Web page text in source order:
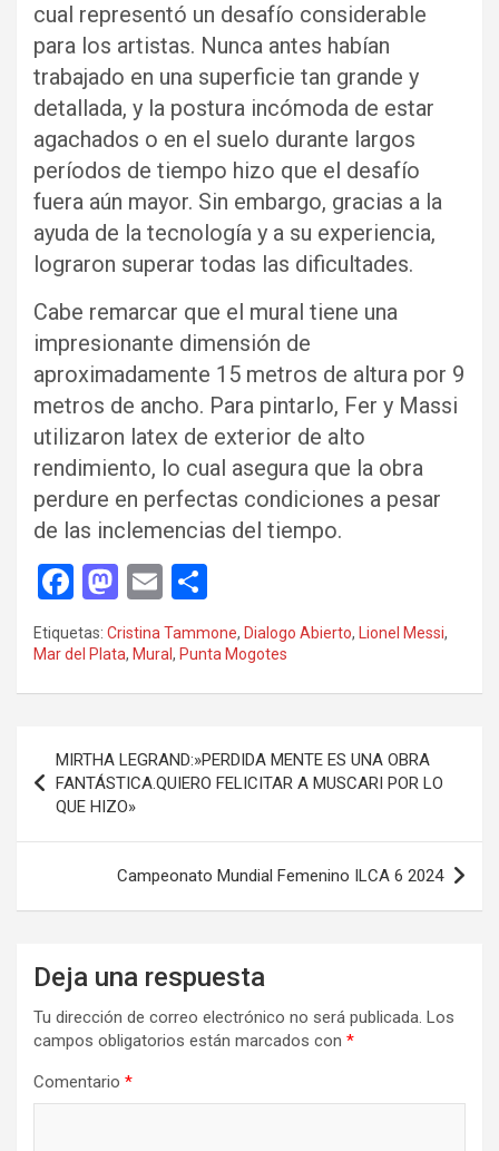
cual representó un desafío considerable
para los artistas. Nunca antes habían
trabajado en una superficie tan grande y
detallada, y la postura incómoda de estar
agachados o en el suelo durante largos
períodos de tiempo hizo que el desafío
fuera aún mayor. Sin embargo, gracias a la
ayuda de la tecnología y a su experiencia,
lograron superar todas las dificultades.
Cabe remarcar que el mural tiene una
impresionante dimensión de
aproximadamente 15 metros de altura por 9
metros de ancho. Para pintarlo, Fer y Massi
utilizaron latex de exterior de alto
rendimiento, lo cual asegura que la obra
perdure en perfectas condiciones a pesar
de las inclemencias del tiempo.
F
a
ce
b
o
k
M
a
st
o
o
n
E
m
ail m
p
tir
Etiquetas: Cristina Tammone, Dialogo Abierto, Lionel Messi,
Mar del Plata, Mural , Punta Mogotes
de
entradas
MIRTHA LEGRAND:»PERDIDA MENTE ES UNA OBRA
FANTÁSTICA.QUIERO FELICITAR A MUSCARI POR LO
QUE HIZO»
Campeonato Mundial Femenino ILCA 6 2024
Deja una respuesta
Tu dirección de correo electrónico no será publicada. Los
campos obligatorios están marcados con *
Comentario *